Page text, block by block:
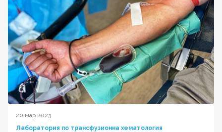
20 мар 2023
Лаборатория по трансфузионна хематология